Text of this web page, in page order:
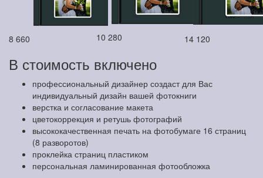
8 660 10 280 14 120
В стоимость включено
профессиональный дизайнер создаст для Вас
индивидуальный дизайн вашей фотокниги
верстка и согласование макета
цветокоррекция и ретушь фотографий
высококачественная печать на фотобумаге 16 страниц
(8 разворотов)
проклейка страниц пластиком
персональная ламинированная фотообложка